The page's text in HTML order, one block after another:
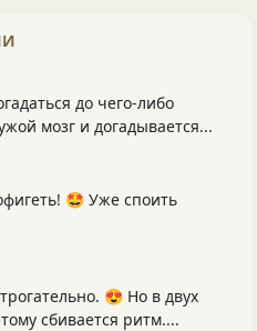
до чего-либо
мозг и догадывается...
🤩 Уже споить
😍 Но в двух
сбивается ритм....